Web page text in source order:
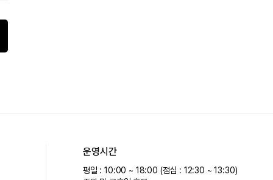
운영시간
평일 : 10:00 ~ 18:00 (점심 : 12:30 ~ 13:30)